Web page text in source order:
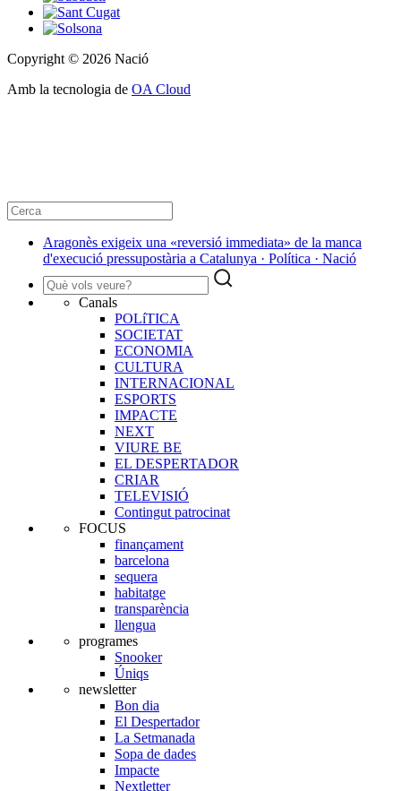
Copyright © 2026 Nació
Amb la tecnologia de OA Cloud
Aragonès exigeix una «reversió immediata» de la manca
d'execució pressupostària a Catalunya · Política · Nació
Canals
POLíTICA
SOCIETAT
ECONOMIA
CULTURA
INTERNACIONAL
ESPORTS
IMPACTE
NEXT
VIURE BE
EL DESPERTADOR
CRIAR
TELEVISIÓ
Contingut patrocinat
FOCUS
finançament
barcelona
sequera
habitatge
transparència
llengua
programes
Snooker
Úniqs
newsletter
Bon dia
El Despertador
La Setmanada
Sopa de dades
Impacte
Nextletter